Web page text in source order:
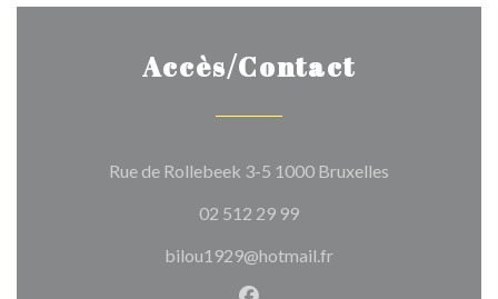
Accès/Contact
Rue de Rollebeek 3-5 1000 Bruxelles
02 512 29 99
bilou1929@hotmail.fr